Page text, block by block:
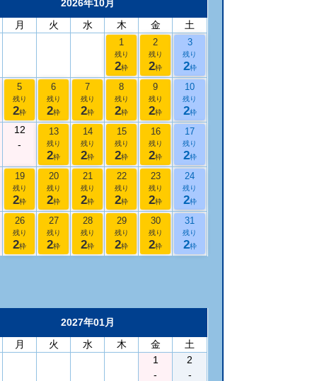
2026年10月
月
火 水 木 金 土
1
残り
2枠
2
残り
2枠
3
残り
2枠
5
残り
2枠
6
残り
2枠
7
残り
2枠
8
残り
2枠
9
残り
2枠
10
残り
2枠
12
-
13
残り
2枠
14
残り
2枠
15
残り
2枠
16
残り
2枠
17
残り
2枠
19
残り
2枠
20
残り
2枠
21
残り
2枠
22
残り
2枠
23
残り
2枠
24
残り
2枠
26
残り
2枠
27
残り
2枠
28
残り
2枠
29
残り
2枠
30
残り
2枠
31
残り
2枠
2027年01月
月
火 水 木 金
土
1
-
2
-